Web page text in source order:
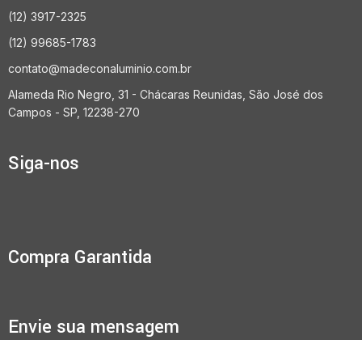
(12) 3917-2325
(12) 99685-1783
contato@madeconaluminio.com.br
Alameda Rio Negro, 31 - Chácaras Reunidas, São José dos
Campos - SP, 12238-270
Siga-nos
Compra Garantida
Envie sua mensagem